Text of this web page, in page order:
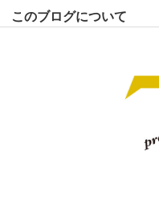
このブログについて